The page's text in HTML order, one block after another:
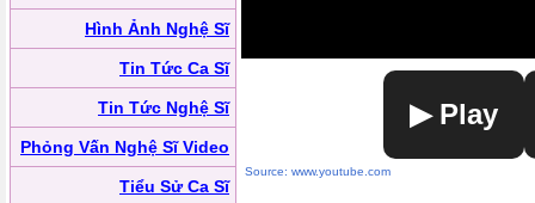
Hình Ảnh Nghệ Sĩ
Tin Tức Ca Sĩ
Tin Tức Nghệ Sĩ
Phỏng Vấn Nghệ Sĩ Video
Tiểu Sử Ca Sĩ
▶ Play
Source: www.youtube.com